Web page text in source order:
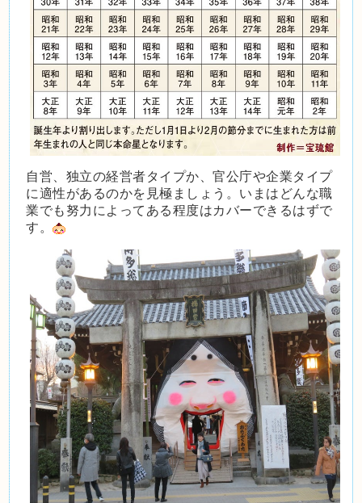
自営、独立の経営者タイプか、官公庁や企業タイプ
に適性があるのかを見極ましょう。いまはどんな職
業でも努力によってある程度はカバーできるはずで
す。